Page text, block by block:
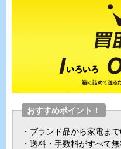
おすすめポイント！
・ブランド品から家電ま
・送料・手数料がすべて